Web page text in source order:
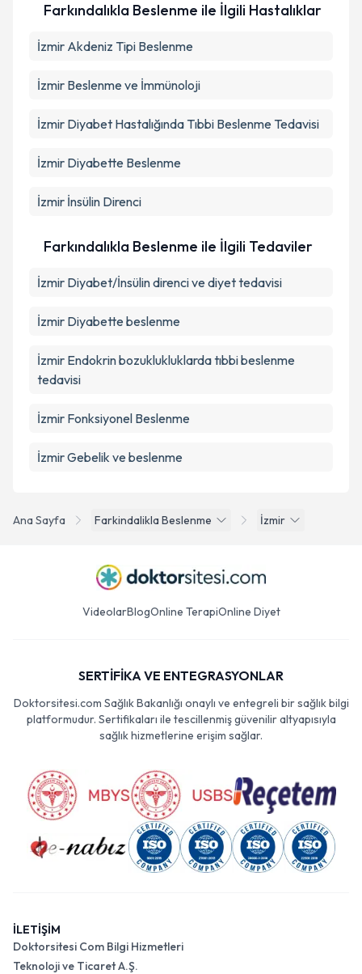
Ana Sayfa Farkindalikla Beslenme İzmir
Farkındalıkla Beslenme ile İlgili Hastalıklar
İzmir Akdeniz Tipi Beslenme
İzmir Beslenme ve İmmünoloji
İzmir Diyabet Hastalığında Tıbbi Beslenme Tedavisi
İzmir Diyabette Beslenme
İzmir İnsülin Direnci
Farkındalıkla Beslenme ile İlgili Tedaviler
İzmir Diyabet/İnsülin direnci ve diyet tedavisi
İzmir Diyabette beslenme
İzmir Endokrin bozuklukluklarda tıbbi beslenme
tedavisi
İzmir Fonksiyonel Beslenme
İzmir Gebelik ve beslenme
VideolarBlogOnline TerapiOnline Diyet
SERTİFİKA VE ENTEGRASYONLAR
Doktorsitesi.com Sağlık Bakanlığı onaylı ve entegreli bir sağlık bilgi
platformudur. Sertifikaları ile tescillenmiş güvenilir altyapısıyla
sağlık hizmetlerine erişim sağlar.
İLETİŞİM
Doktorsitesi Com Bilgi Hizmetleri
Teknoloji ve Ticaret A.Ş.